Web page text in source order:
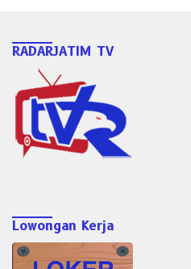
RADARJATIM TV
Lowongan Kerja